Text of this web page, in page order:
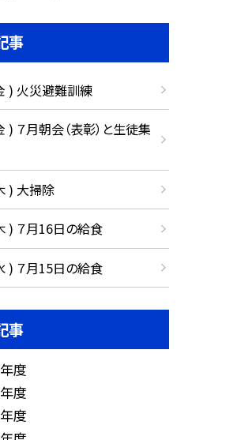
事
) 火災避難訓練
) ７月朝会（表彰）と生徒集
) 大掃除
) ７月16日の給食
) ７月15日の給食
事
度
度
度